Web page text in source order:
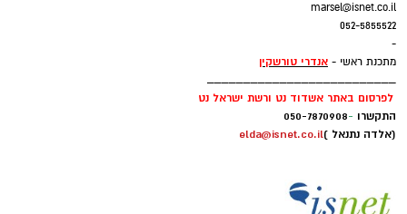
marsel@isnet.co.il
052-5855522
-
מתכנת ראשי - אנדרי טורשקין
__________________________
לפרסום באתר אשדוד נט ורשת ישראל נט
התקשרו -
050-7870908
(אלדה נתנאל )elda@isnet.co.il